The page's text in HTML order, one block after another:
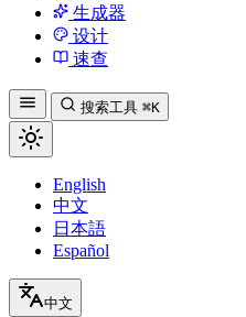
生成器
设计
速查
搜索工具 ⌘K
English
中文
日本語
Español
中文